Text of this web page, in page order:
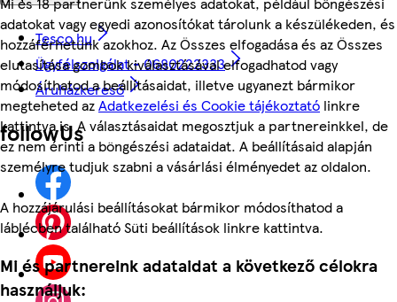
adatokat vagy egyedi azonosítókat tárolunk a készülékeden, és
hozzáférhetünk azokhoz. Az Összes elfogadása és az Összes
elutasítása gombok kiválasztásával elfogadhatod vagy
módosíthatod a beállításaidat, illetve ugyanezt bármikor
megteheted azAdatkezelési és Cookie tájékoztató linkre
kattintva is. A választásaidat megosztjuk a partnereinkkel, de
ez nem érinti a böngészési adataidat. A beállításaid alapján
személyre tudjuk szabni a vásárlási élményedet az oldalon.
A hozzájárulási beállításokat bármikor módosíthatod a
láblécben található Süti beállítások linkre kattintva.
Mi és partnereink adataidat a következő célokra
használjuk:
Tesco.hu
Ügyfélszolgálat - 0680222333
Áruházkereső
followUs